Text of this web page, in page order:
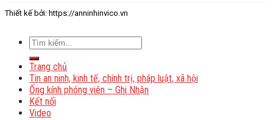
Thiết kế bởi: https://anninhinvico.vn
Trang chủ
Tin an ninh, kinh tế, chính trị, pháp luật, xã hội
Ống kính phóng viên – Ghi Nhận
Kết nối
Video